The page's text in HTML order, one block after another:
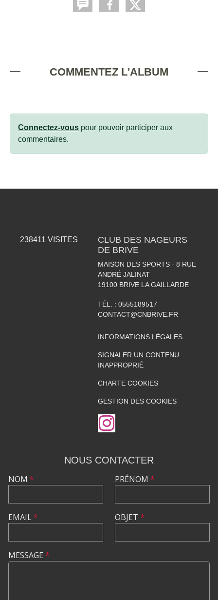
COMMENTEZ L'ALBUM
Connectez-vous pour pouvoir participer aux
commentaires.
238411 VISITES
CLUB DES NAGEURS
DE BRIVE
MAISON DES SPORTS - 8 RUE
ANDRÉ JALINAT
19100 BRIVE LA GAILLARDE
TÉL. : 0555189517
CONTACT@CNBRIVE.FR
INFORMATIONS LÉGALES
SIGNALER UN CONTENU
INAPPROPRIÉ
CHARTE COOKIES
GESTION DES COOKIES
NOUS CONTACTER
NOM *
EMAIL*
PRÉNOM *
OBJET *
MESSAGE *